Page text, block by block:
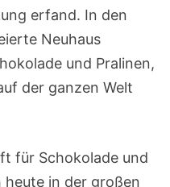
erfand. In den
Neuhaus
und Pralinen,
der ganzen Welt
für Schokolade und
heute in der großen